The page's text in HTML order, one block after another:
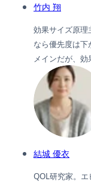
竹内 翔
効果サイズ原理
なら優先度は
メインだが、効
結城 優衣
QOL研究家。